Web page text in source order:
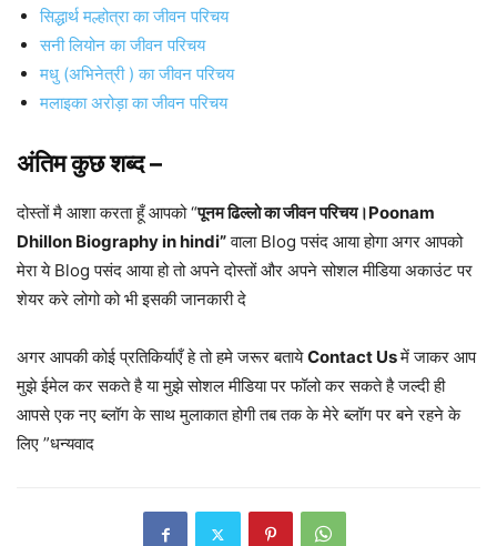
सिद्धार्थ मल्होत्रा का जीवन परिचय
सनी लियोन का जीवन परिचय
मधु (अभिनेत्री ) का जीवन परिचय
मलाइका अरोड़ा का जीवन परिचय
अंतिम कुछ शब्द –
दोस्तों मै आशा करता हूँ आपको “पूनम ढिल्लो का जीवन परिचय।Poonam
Dhillon Biography in hindi”वाला Blog पसंद आया होगा अगर आपको
मेरा ये Blog पसंद आया हो तो अपने दोस्तों और अपने सोशल मीडिया अकाउंट पर
शेयर करे लोगो को भी इसकी जानकारी दे
अगर आपकी कोई प्रतिकिर्याएँ हे तो हमे जरूर बतायेContact Usमें जाकर आप
मुझे ईमेल कर सकते है या मुझे सोशल मीडिया पर फॉलो कर सकते है जल्दी ही
आपसे एक नए ब्लॉग के साथ मुलाकात होगी तब तक के मेरे ब्लॉग पर बने रहने के
लिए ”धन्यवाद